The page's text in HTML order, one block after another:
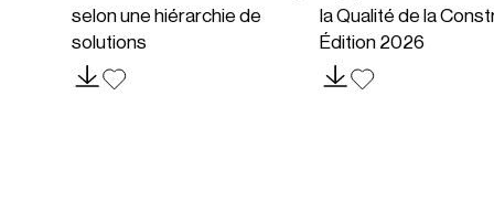
selon une hiérarchie de
solutions
la Qualité de la
Édition 2026